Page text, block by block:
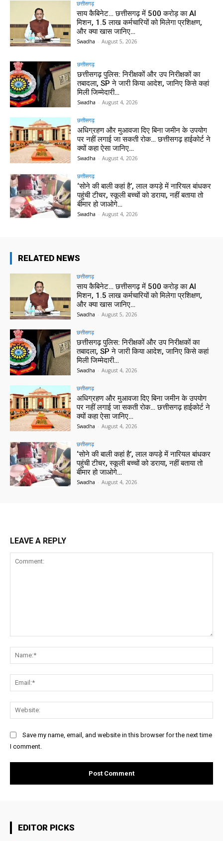
छत्तीसगढ़
साय कैबिनेट… छत्तीसगढ़ में 500 करोड़ का AI
मिशन, 1.5 लाख कर्मचारियों को मिलेगा प्रशिक्षण,
और क्या खास जानिए…
Swadha - August 5, 2026
छत्तीसगढ़
छत्तीसगढ़ पुलिस: निरीक्षकों और उप निरीक्षकों का
तबादला, SP ने जारी किया आदेश, जानिए किसे कहां
मिली जिम्मेदारी…
Swadha - August 4, 2026
छत्तीसगढ़
अधिग्रहण और मुआवजा दिए बिना जमीन के उपयोग
पर नहीं लगाई जा सकती रोक… छत्तीसगढ़ हाईकोर्ट ने
क्यों कहा ऐसा जानिए…
Swadha - August 4, 2026
छत्तीसगढ़
‘सोने की बाली कहां है’, लाल कपड़े में नारियल बांधकर
पहुंची टीचर, स्कूली बच्चों को डराया, नहीं बताया तो
बीमार हो जाओगे…
Swadha - August 4, 2026
RELATED NEWS
छत्तीसगढ़
साय कैबिनेट… छत्तीसगढ़ में 500 करोड़ का AI
मिशन, 1.5 लाख कर्मचारियों को मिलेगा प्रशिक्षण,
और क्या खास जानिए…
Swadha - August 5, 2026
छत्तीसगढ़
छत्तीसगढ़ पुलिस: निरीक्षकों और उप निरीक्षकों का
तबादला, SP ने जारी किया आदेश, जानिए किसे कहां
मिली जिम्मेदारी…
Swadha - August 4, 2026
छत्तीसगढ़
अधिग्रहण और मुआवजा दिए बिना जमीन के उपयोग
पर नहीं लगाई जा सकती रोक… छत्तीसगढ़ हाईकोर्ट ने
क्यों कहा ऐसा जानिए…
Swadha - August 4, 2026
छत्तीसगढ़
‘सोने की बाली कहां है’, लाल कपड़े में नारियल बांधकर
पहुंची टीचर, स्कूली बच्चों को डराया, नहीं बताया तो
बीमार हो जाओगे…
Swadha - August 4, 2026
LEAVE A REPLY
Save my name, email, and website in this browser for the next time
I comment.
EDITOR PICKS